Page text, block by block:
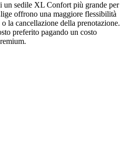
un sedile XL Confort più grande per
offrono una maggiore flessibilità
la cancellazione della prenotazione.
preferito pagando un costo